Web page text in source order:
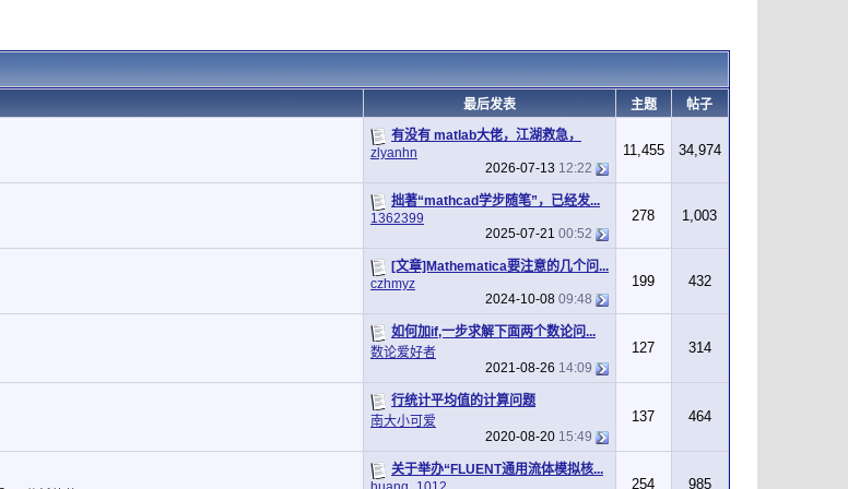
最后发表 主题 帖子
有没有 matlab大佬，江湖救急，
zlyanhn
2026-07-13 12:22
11,455 34,974
拙著“mathcad学步随笔”，已经发...
1362399
2025-07-21 00:52
278 1,003
[文章]Mathematica要注意的几个问...
czhmyz
2024-10-08 09:48
199 432
如何加if,一步求解下面两个数论问...
数论爱好者
2021-08-26 14:09
127 314
行统计平均值的计算问题
南大小可爱
2020-08-20 15:49
137 464
关于举办“FLUENT通用流体模拟核...
254 985